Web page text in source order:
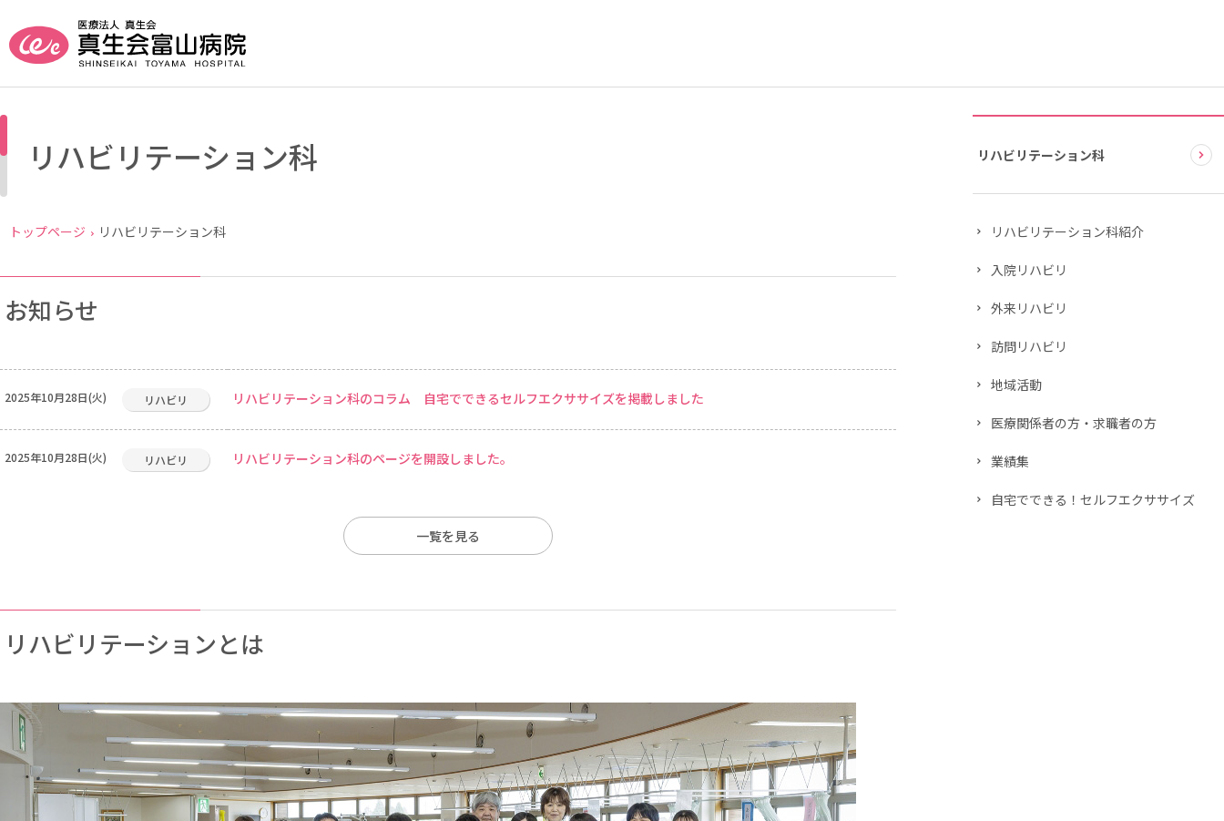
リハビリテーション科
トップページ リハビリテーション科
お知らせ
2025年10月28日(火) リハビリ リハビリテーション科のコラム 自宅でできるセルフエクササイズを掲載しました
2025年10月28日(火) リハビリ リハビリテーション科のページを開設しました。
一覧を見る
リハビリテーションとは
リハビリテーション科
リハビリテーション科紹介
入院リハビリ
外来リハビリ
訪問リハビリ
地域活動
医療関係者の方・求職者の方
業績集
自宅でできる！セルフエクササイズ